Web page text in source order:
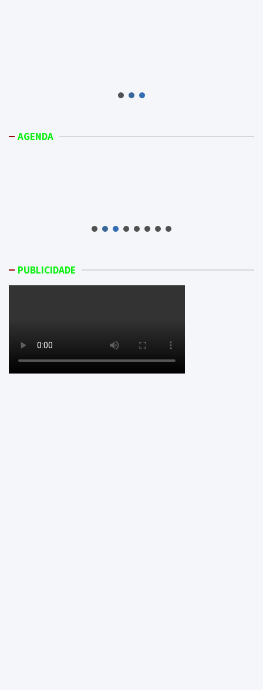
AGENDA
PUBLICIDADE